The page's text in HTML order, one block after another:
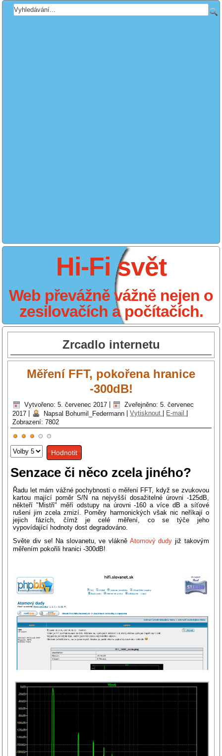
Hi-Fi svět
Web převážně vážně nejen o
zesilovačích a počítačích.
Zrcadlo internetu
Měření FFT, pokořena hranice
-300dB!
Vytvořeno: 5. červenec 2017
Zveřejněno: 5. červenec
2017
Napsal Bohumil_Federmann |Vytisknout E-mail
Zobrazení: 7802
uživatelů:
/5
Hodnoťte
prosím
Senzace či něco zcela jiného?
Řadu let mám vážné pochybnosti o měření FFT, když se zvukovou
kartou mající poměr S/N na nejvyšší dosažitelné úrovni -125dB,
někteří "Mistři" měří odstupy na úrovni -160 a více dB a síťové
rušení jim zcela zmizí. Poměry harmonických však nic neříkají o
jejich fázích, čímž je celé měření, co se týče jeho
vypovídající hodnoty dost degradováno.
Světe div se! Na slovanetu, ve vlákně Atomový dudy již takovým
měřením pokořili hranici -300dB!